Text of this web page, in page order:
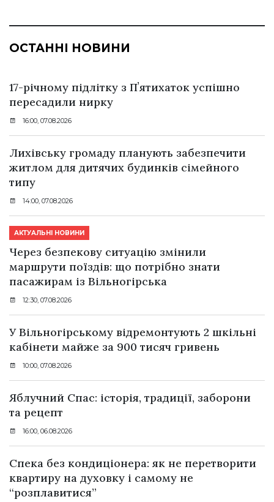
ОСТАННІ НОВИНИ
17-річному підлітку з Пʼятихаток успішно
пересадили нирку
16:00, 07.08.2026
Лихівську громаду планують забезпечити
житлом для дитячих будинків сімейного
типу
14:00, 07.08.2026
АКТУАЛЬНІ НОВИНИ
Через безпекову ситуацію змінили
маршрути поїздів: що потрібно знати
пасажирам із Вільногірська
12:30, 07.08.2026
У Вільногірському відремонтують 2 шкільні
кабінети майже за 900 тисяч гривень
10:00, 07.08.2026
Яблучний Спас: історія, традиції, заборони
та рецепт
16:00, 06.08.2026
Спека без кондиціонера: як не перетворити
квартиру на духовку і самому не
“розплавитися”